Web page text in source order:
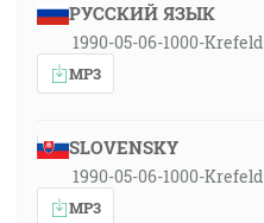
РУССКИЙ ЯЗЫК
1990-05-06-1000-Krefeld
MP3
SLOVENSKY
1990-05-06-1000-Krefeld
MP3